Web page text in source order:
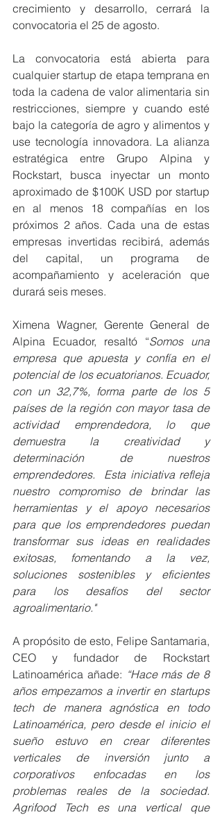
crecimiento y desarrollo, cerrará la
convocatoria el 25 de agosto.
La convocatoria está abierta para
cualquier startup de etapa temprana en
toda la cadena de valor alimentaria sin
restricciones, siempre y cuando esté
bajo la categoría de agro y alimentos y
use tecnología innovadora. La alianza
estratégica entre Grupo Alpina y
Rockstart, busca inyectar un monto
aproximado de $100K USD por startup
en al menos 18 compañías en los
próximos 2 años. Cada una de estas
empresas invertidas recibirá, además
del capital, un programa de
acompañamiento y aceleración que
durará seis meses.
Ximena Wagner, Gerente General de
Alpina Ecuador, resaltó “Somos una
empresa que apuesta y confía en el
potencial de los ecuatorianos. Ecuador,
con un 32,7%, forma parte de los 5
países de la región con mayor tasa de
actividad emprendedora, lo que
demuestra la creatividad y
determinación de nuestros
emprendedores.  Esta iniciativa refleja
nuestro compromiso de brindar las
herramientas y el apoyo necesarios
para que los emprendedores puedan
transformar sus ideas en realidades
exitosas, fomentando a la vez,
soluciones sostenibles y eficientes
para los desafíos del sector
agroalimentario."
A propósito de esto, Felipe Santamaria,
CEO y fundador de Rockstart
Latinoamérica añade: “Hace más de 8
años empezamos a invertir en startups
tech de manera agnóstica en todo
Latinoamérica, pero desde el inicio el
sueño estuvo en crear diferentes
verticales de inversión junto a
corporativos enfocadas en los
problemas reales de la sociedad.
Agrifood Tech es una vertical que